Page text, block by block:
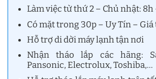
Làm việc từ thứ 2 – Chủ nhật: 8h
Có mặt trong 30p – Uy Tín –
Hỗ trợ di dời máy lạnh tận nơi
Nhận tháo lắp các hãng:
Pansonic, Electrolux, Toshiba,…